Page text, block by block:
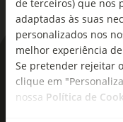
de terceiros) que nos
adaptadas às suas
personalizados nos
melhor experiência
Se pretender rejeitar
clique em
nossa Política de
As novidades
seu e-mail!